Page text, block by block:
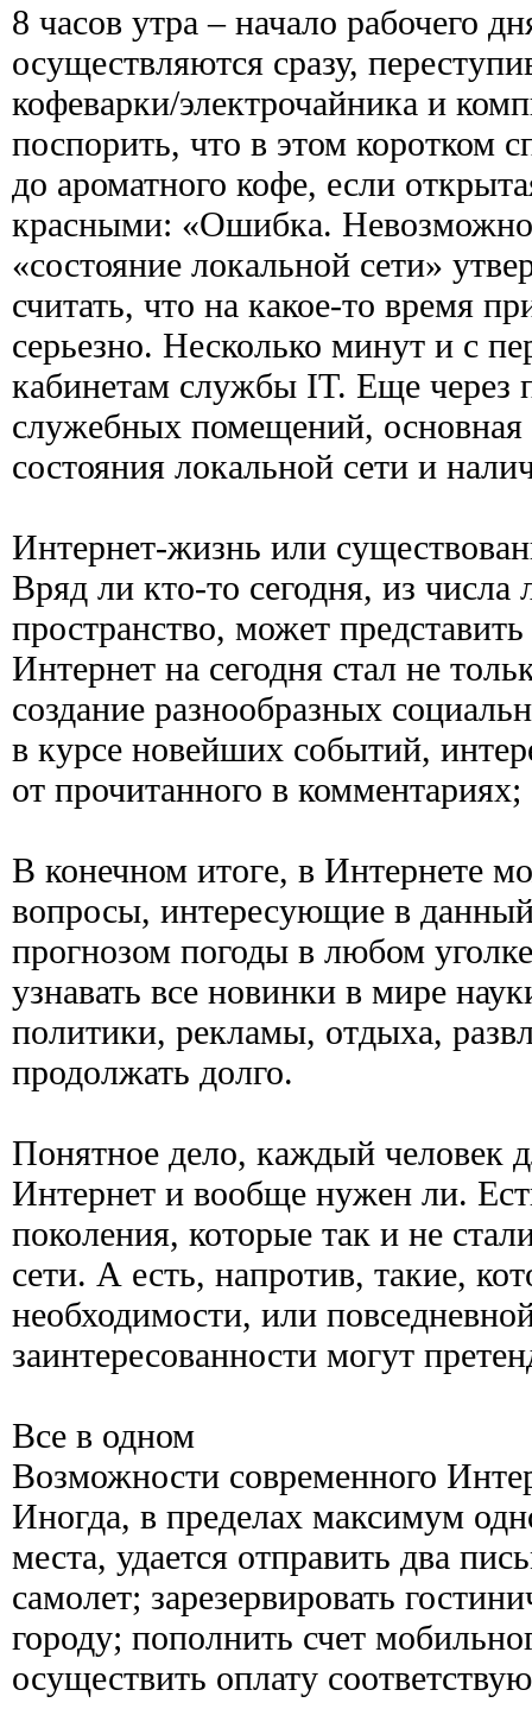
8 часов утра – начало рабочего
осуществляются сразу,
кофеварки/электрочайника и
поспорить, что в этом коротком
до ароматного кофе, если
красными: «Ошибка.
«состояние локальной сети»
считать, что на какое-то время
серьезно. Несколько минут и с
кабинетам службы IT. Еще через
служебных помещений, основная
состояния локальной сети и
Интернет-жизнь или
Вряд ли кто-то сегодня, из числа
пространство, может
Интернет на сегодня стал не
создание разнообразных
в курсе новейших событий,
от прочитанного в
В конечном итоге, в Интернете
вопросы, интересующие в
прогнозом погоды в любом
узнавать все новинки в мире
политики, рекламы, отдыха,
продолжать долго.
Понятное дело, каждый человек
Интернет и вообще нужен ли.
поколения, которые так и не
сети. А есть, напротив, такие,
необходимости, или
заинтересованности могут
Все в одном
Возможности современного
Иногда, в пределах максимум
места, удается отправить два
самолет; зарезервировать
городу; пополнить счет
осуществить оплату